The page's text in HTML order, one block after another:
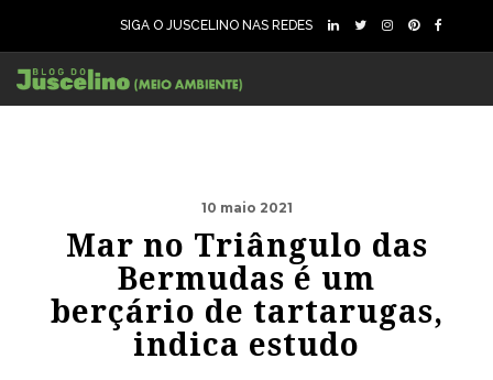
SIGA O JUSCELINO NAS REDES
10 maio 2021
Mar no Triângulo das
Bermudas é um
berçário de tartarugas,
indica estudo